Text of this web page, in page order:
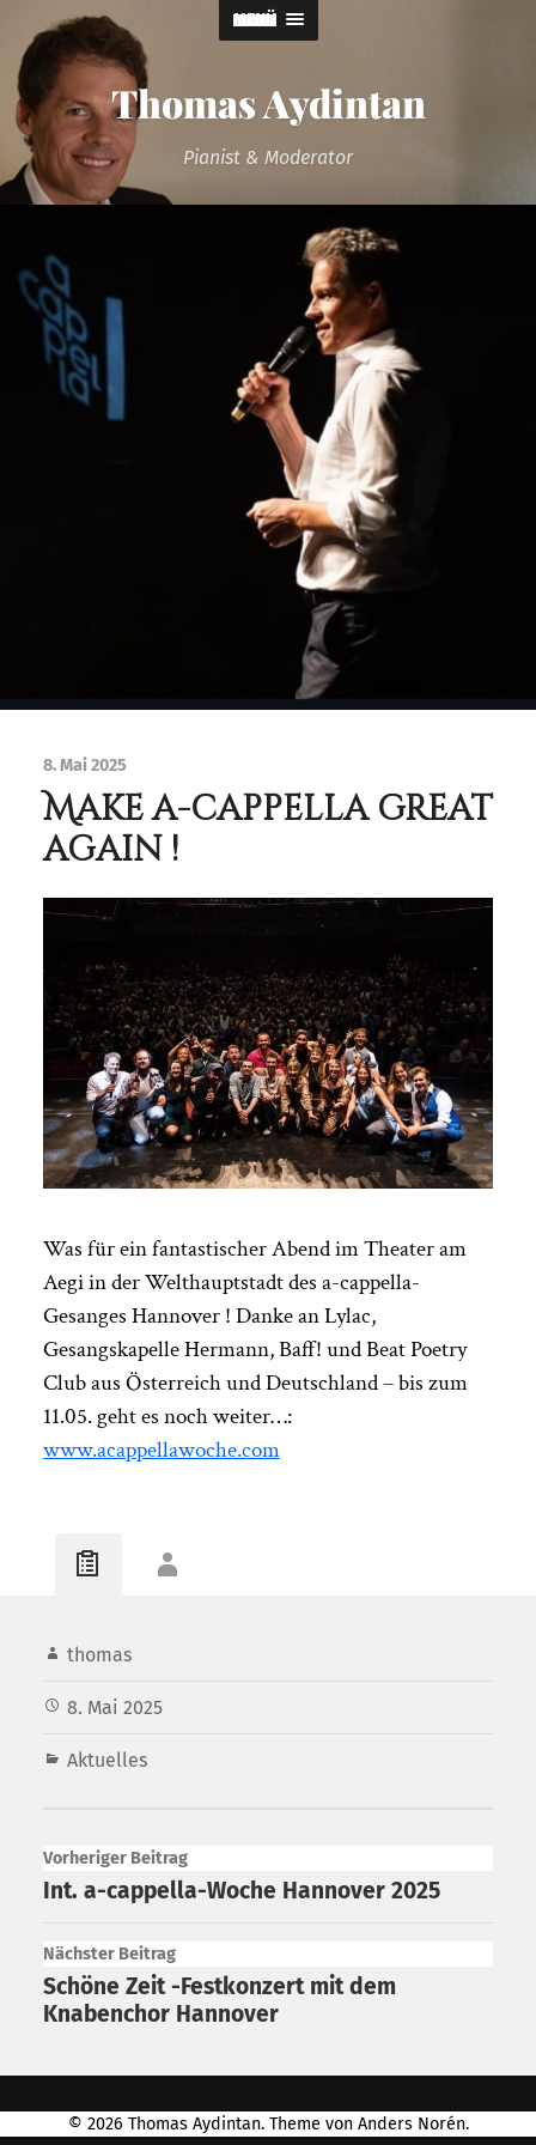
MENÜ
Thomas Aydintan
Pianist & Moderator
8. Mai 2025
Make a-cappella great
again !
Was für ein fantastischer Abend im Theater am
Aegi in der Welthauptstadt des a-cappella-
Gesanges Hannover ! Danke an Lylac,
Gesangskapelle Hermann, Baff! und Beat Poetry
Club aus Österreich und Deutschland – bis zum
11.05. geht es noch weiter…:
www.acappellawoche.com
thomas
8. Mai 2025
Aktuelles
Vorheriger Beitrag
Int. a-cappella-Woche Hannover 2025
Nächster Beitrag
Schöne Zeit -Festkonzert mit dem
Knabenchor Hannover
© 2026 Thomas Aydintan. Theme von Anders Norén.